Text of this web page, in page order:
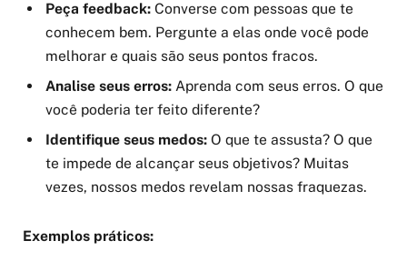
Peça feedback: Converse com pessoas que te
conhecem bem. Pergunte a elas onde você pode
melhorar e quais são seus pontos fracos.
Analise seus erros: Aprenda com seus erros. O que
você poderia ter feito diferente?
Identifique seus medos: O que te assusta? O que
te impede de alcançar seus objetivos? Muitas
vezes, nossos medos revelam nossas fraquezas.
Exemplos práticos: